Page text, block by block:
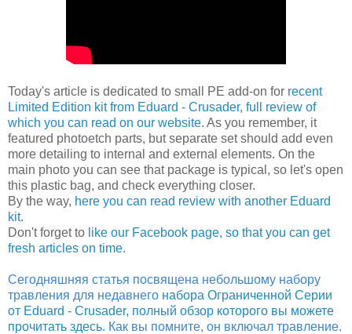
Today's article is dedicated to small PE add-on for recent
Limited Edition kit from Eduard - Crusader, full review of
which you can read on our website. As you remember, it
featured photoetch parts, but separate set should add even
more detailing to internal and external elements. On the
main photo you can see that package is typical, so let's open
this plastic bag, and check everything closer.
By the way, here you can read review with another Eduard
kit.
Don't forget to like our Facebook page, so that you can get
fresh articles on time.
Сегодняшняя статья посвящена небольшому набору
травления для недавнего набора Ограниченной Серии
от Eduard - Crusader, полный обзор которого вы можете
прочитать здесь. Как вы помните, он включал травление.